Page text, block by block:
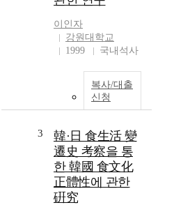
본 연구의 목적을 달성
하기 위한 도구로는 수
개념 형성 영역을 5개
영역의 문항으로 구성
로 정신지체 아동의 수
이해 실태에 관한 것을
알아보았다. 그 연구
첫째, 수 세기 능력을
살펴본 결과, 수 세기
능력에서는 6세 아동
은 수 세기를 전혀 못
하며 7~12세까지 연령
이 증가함에 따라 수
이인자
강원대학교
1999
국내석사
복사/대출
신청
3
韓·日 食生活 變
遷史 考察을 통
한 韓國 食文化
正體性에 관한
硏究